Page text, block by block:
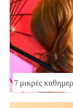
7 μικρές